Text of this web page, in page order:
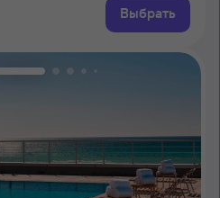
Выбрать